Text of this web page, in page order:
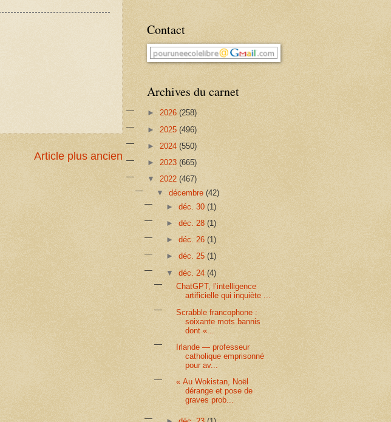
Article plus ancien
Contact
Archives du carnet
► 2026 (258)
► 2025 (496)
► 2024 (550)
► 2023 (665)
▼ 2022 (467)
▼décembre(42)
► déc. 30 (1)
► déc. 28 (1)
► déc. 26 (1)
► déc. 25 (1)
▼ déc. 24 (4)
ChatGPT, l’intelligence
artificielle qui inquiète ...
Scrabble francophone :
soixante mots bannis
dont «...
Irlande — professeur
catholique emprisonné
pour av...
« Au Wokistan, Noël
dérange et pose de
graves prob...